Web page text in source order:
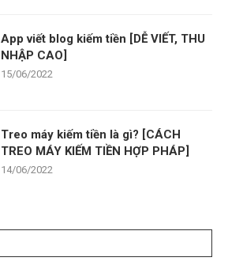
App viết blog kiếm tiền [DỄ VIẾT, THU
NHẬP CAO]
15/06/2022
Treo máy kiếm tiền là gì? [CÁCH
TREO MÁY KIẾM TIỀN HỢP PHÁP]
14/06/2022